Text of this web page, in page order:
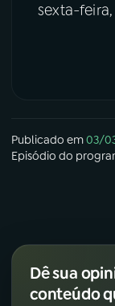
sexta-feira,
Publicado em03/
Episódio do
Dê sua
conteúdo